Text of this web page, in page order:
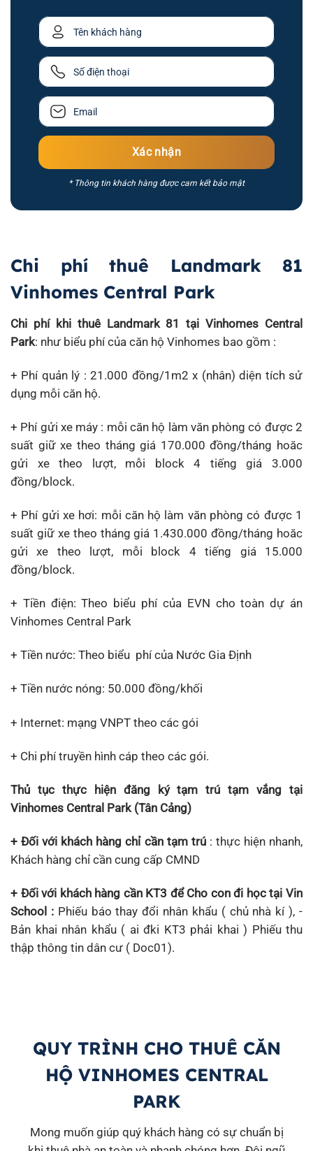
* Thông tin khách hàng được cam kết bảo mật
Chi phí thuê Landmark 81
Vinhomes Central Park
Chi phí khi thuê Landmark 81 tại Vinhomes Central
Park: như biểu phí của căn hộ Vinhomes bao gồm :
+ Phí quản lý : 21.000 đồng/1m2 x (nhân) diện tích sử
dụng mỗi căn hộ.
+ Phí gửi xe máy : mỗi căn hộ làm văn phòng có được 2
suất giữ xe theo tháng giá 170.000 đồng/tháng hoăc
gửi xe theo lượt, mỗi block 4 tiếng giá 3.000
đồng/block.
+ Phí gửi xe hơi: mỗi căn hộ làm văn phòng có được 1
suất giữ xe theo tháng giá 1.430.000 đồng/tháng hoăc
gửi xe theo lượt, mỗi block 4 tiếng giá 15.000
đồng/block.
+ Tiền điện: Theo biểu phí của EVN cho toàn dự án
Vinhomes Central Park
+ Tiền nước: Theo biểu phí của Nước Gia Định
+ Tiền nước nóng: 50.000 đồng/khối
+ Internet: mạng VNPT theo các gói
+ Chi phí truyền hình cáp theo các gói.
Thủ tục thực hiện đăng ký tạm trú tạm vắng tại
Vinhomes Central Park (Tân Cảng)
+ Đối với khách hàng chỉ cần tạm trú : thực hiện nhanh,
Khách hàng chỉ cần cung cấp CMND
+ Đối với khách hàng cần KT3 để Cho con đi học tại Vin
School : Phiếu báo thay đổi nhân khẩu ( chủ nhà kí ), -
Bản khai nhân khẩu ( ai đki KT3 phải khai ) Phiếu thu
thập thông tin dân cư ( Doc01).
QUY TRÌNH CHO THUÊ CĂN
HỘ VINHOMES CENTRAL
PARK
Mong muốn giúp quý khách hàng có sự chuẩn bị